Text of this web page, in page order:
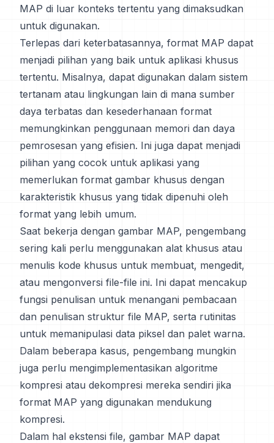
MAP di luar konteks tertentu yang dimaksudkan
untuk digunakan.
Terlepas dari keterbatasannya, format MAP dapat
menjadi pilihan yang baik untuk aplikasi khusus
tertentu. Misalnya, dapat digunakan dalam sistem
tertanam atau lingkungan lain di mana sumber
daya terbatas dan kesederhanaan format
memungkinkan penggunaan memori dan daya
pemrosesan yang efisien. Ini juga dapat menjadi
pilihan yang cocok untuk aplikasi yang
memerlukan format gambar khusus dengan
karakteristik khusus yang tidak dipenuhi oleh
format yang lebih umum.
Saat bekerja dengan gambar MAP, pengembang
sering kali perlu menggunakan alat khusus atau
menulis kode khusus untuk membuat, mengedit,
atau mengonversi file-file ini. Ini dapat mencakup
fungsi penulisan untuk menangani pembacaan
dan penulisan struktur file MAP, serta rutinitas
untuk memanipulasi data piksel dan palet warna.
Dalam beberapa kasus, pengembang mungkin
juga perlu mengimplementasikan algoritme
kompresi atau dekompresi mereka sendiri jika
format MAP yang digunakan mendukung
kompresi.
Dalam hal ekstensi file, gambar MAP dapat